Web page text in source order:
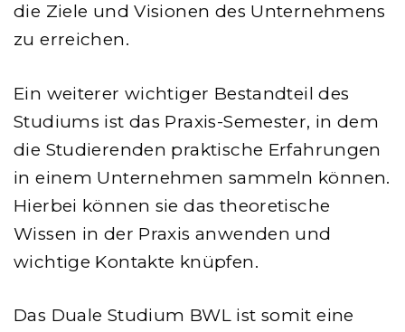
die Ziele und Visionen des Unternehmens
zu erreichen.
Ein weiterer wichtiger Bestandteil des
Studiums ist das Praxis-Semester, in dem
die Studierenden praktische Erfahrungen
in einem Unternehmen sammeln können.
Hierbei können sie das theoretische
Wissen in der Praxis anwenden und
wichtige Kontakte knüpfen.
Das Duale Studium BWL ist somit eine